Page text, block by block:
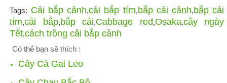
Tags: Cải bắp cảnh,cải bắp tím,bắp cải cảnh,bắp cải
tím,cải bắp,bắp cải,Cabbage red,Osaka,cây ngày
Tết,cách trồng cải bắp cảnh
Có thể bạn sẽ thích :
Cây Cà Gai Leo